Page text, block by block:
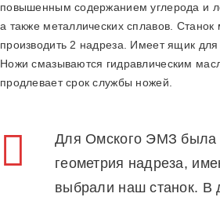
повышенным содержанием углерода и
а также металлических сплавов.
производить 2 надреза. Имеет ящик для
Ножи смазываются гидравлическим
продлевает срок службы ножей.
Для Омского ЭМЗ была
геометрия надреза,
выбрали наш станок. В